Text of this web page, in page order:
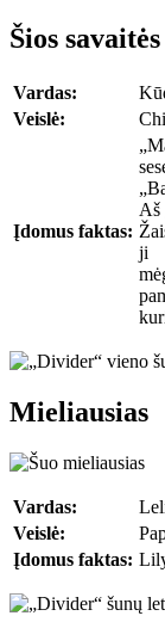
Šios
Vardas:
Veislė:
Įdomus faktas:
Aš
ji
Mieliausias
Vardas:
Veislė:
Įdomus faktas: